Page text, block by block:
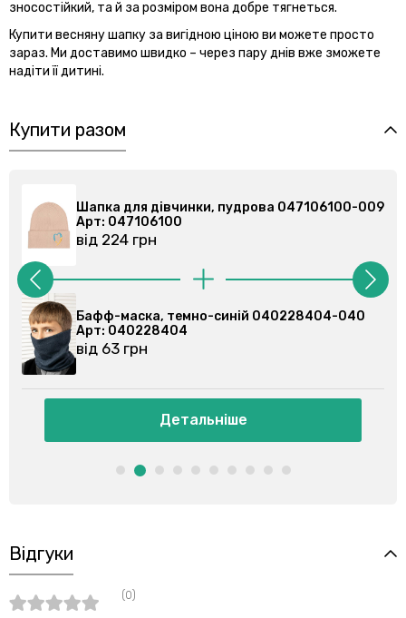
зносостійкий, та й за розміром вона добре тягнеться.
Купити весняну шапку за вигідною ціною ви можете просто
зараз. Ми доставимо швидко – через пару днів вже зможете
надіти її дитині.
Купити разом
Шапка для дівчинки, пудрова 047106100-009
Арт: 047106100
від 224 грн
Бафф-маска, темно-синій 040228404-040
Арт: 040228404
від 63 грн
Детальніше
Відгуки
(0)